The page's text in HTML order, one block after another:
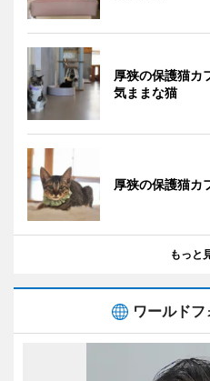
厚狭の保護猫カ
気ままな猫
厚狭の保護猫カ
もっと
ワールド